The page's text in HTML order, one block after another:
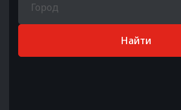
Город
Найти